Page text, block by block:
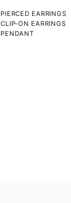
PIERCED EARRINGS
CLIP-ON EARRINGS
PENDANT